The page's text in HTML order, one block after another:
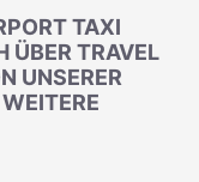
TAXI
ÜBER TRAVEL
UNSERER